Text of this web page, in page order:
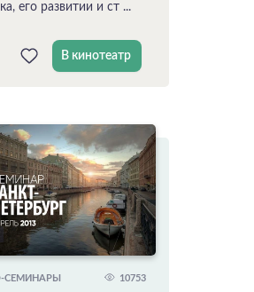
его развитии и ст ...
В кинотеатр
СЕМИНАРЫ 10753